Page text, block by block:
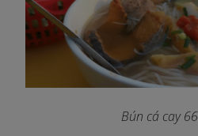
Bún cá cay